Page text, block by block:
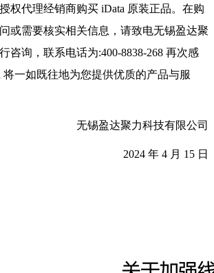
权代理经销商购买 iData 原装正品。在购
或需要核实相关信息，请致电无锡盈达聚
咨询，联系电话为:400-8838-268 再次感
将一如既往地为您提供优质的产品与服
无锡盈达聚力科技有限公司
2024 年 4 月 15 日